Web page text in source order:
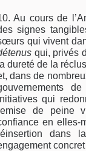
Au cours de
signes
qui vivent
qui, privés
dureté de la
dans de
qui
de peine
en elles-
dans